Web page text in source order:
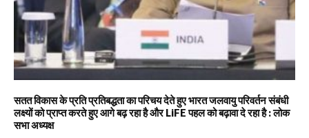
सतत विकास के प्रति प्रतिबद्धता का परिचय देते हुए भारत जलवायु परिवर्तन संबंधी
लक्ष्यों को प्राप्त करते हुए आगे बढ़ रहा है और LiFE पहल को बढ़ावा दे रहा है : लोक
सभा अध्यक्ष